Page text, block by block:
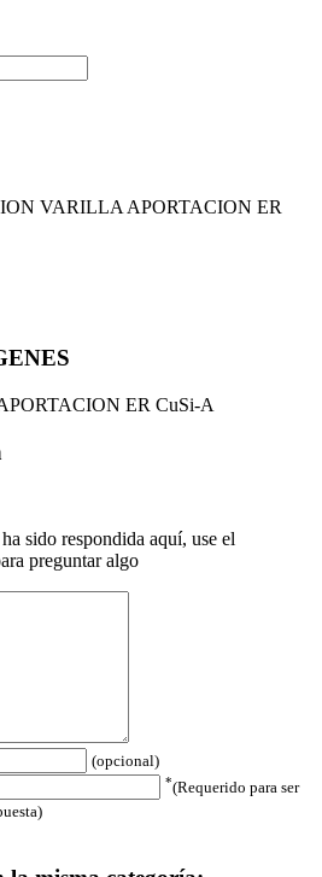
VARILLA APORTACION ER
sido respondida aquí, use el
preguntar algo
(opcional)
*(Requerido para ser